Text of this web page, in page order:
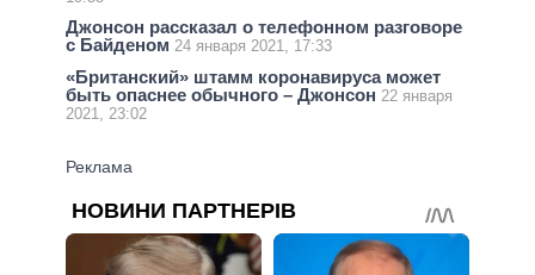
Джонсон рассказал о телефонном разговоре
с Байденом 24 января 2021, 17:33
«Британский» штамм коронавируса может
быть опаснее обычного – Джонсон 22 января
2021, 23:02